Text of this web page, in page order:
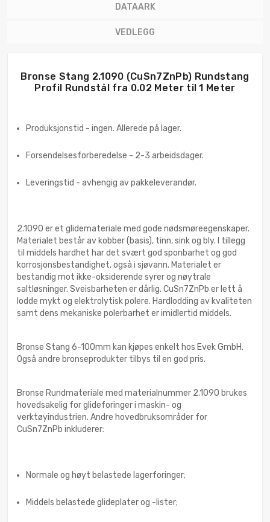
DATAARK
VEDLEGG
Bronse Stang 2.1090 (CuSn7ZnPb) Rundstang
Profil Rundstål fra 0.02 Meter til 1 Meter
Produksjonstid - ingen. Allerede på lager.
Forsendelsesforberedelse - 2-3 arbeidsdager.
Leveringstid - avhengig av pakkeleverandør.
2.1090 er et glidemateriale med gode nødsmøreegenskaper.
Materialet består av kobber (basis), tinn, sink og bly. I tillegg
til middels hardhet har det svært god sponbarhet og god
korrosjonsbestandighet, også i sjøvann. Materialet er
bestandig mot ikke-oksiderende syrer og nøytrale
saltløsninger. Sveisbarheten er dårlig. CuSn7ZnPb er lett å
lodde mykt og elektrolytisk polere. Hardlodding av kvaliteten
samt dens mekaniske polerbarhet er imidlertid middels.
Bronse Stang 6-100mm kan kjøpes enkelt hos Evek GmbH.
Også andre bronseprodukter tilbys til en god pris.
Bronse Rundmateriale med materialnummer 2.1090 brukes
hovedsakelig for glideforinger i maskin- og
verktøyindustrien. Andre hovedbruksområder for
CuSn7ZnPb inkluderer:
Normale og høyt belastede lagerforinger;
Middels belastede glideplater og -lister;